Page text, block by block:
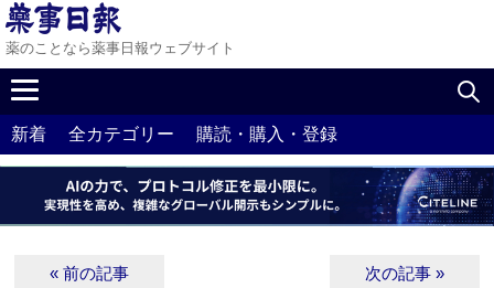
薬のことなら薬事日報ウェブサイト
新着 全カテゴリー 購読・購入・登録
« 前の記事 次の記事 »